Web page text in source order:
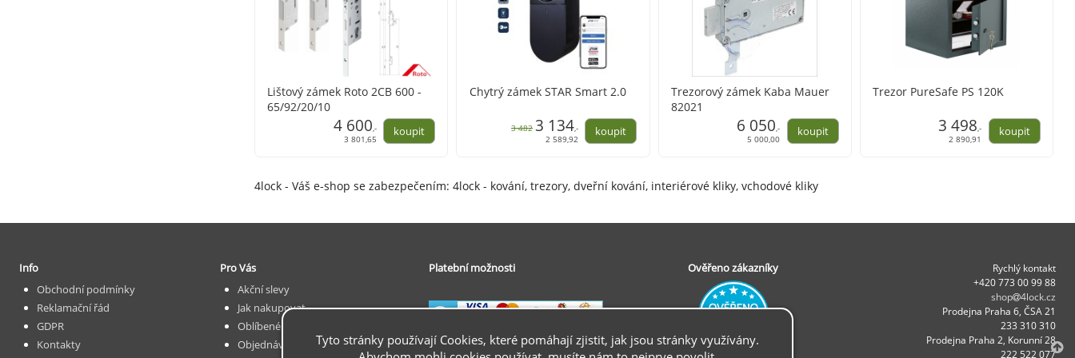
Lištový zámek Roto 2CB 600 -
65/92/20/10
4 600 ,-
3 801,65
Chytrý zámek STAR Smart 2.0
3 482 3 134,-
2 589,92
Trezorový zámek Kaba Mauer
82021
6 050,-
5 000,00
Trezor PureSafe PS 120K
3 498,-
2 890,91
4lock - Váš e-shop se zabezpečením: 4lock - kování, trezory, dveřní kování, interiérové kliky, vchodové kliky
Rychlý kontakt
+420 773 00 99 88
shop
4lock.cz
Prodejna Praha 6, ČSA 21
233 310 310
Prodejna Praha 2, Korunní 28
222 522 077
Info
Obchodní podmínky
Reklamační řád
GDPR
Kontakty
Pro Vás
Akční slevy
Jak nakupovat
Oblíbené
Objednávka
Platební možnosti Ověřeno zákazníky
Tyto stránky používají Cookies, které pomáhají zjistit, jak jsou stránky využívány.